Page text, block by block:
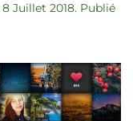
8 Juillet 2018. Publié